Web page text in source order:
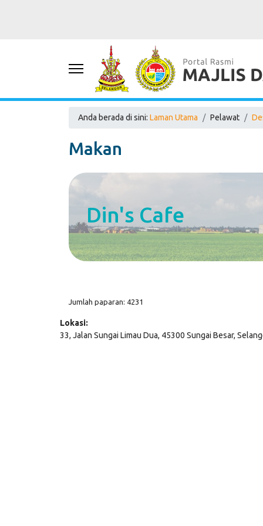
Anda berada di sini: Laman Utama Pelawat
Makan
Din's Cafe
Jumlah paparan: 4231
Lokasi:
33, Jalan Sungai Limau Dua, 45300 Sungai Besar,